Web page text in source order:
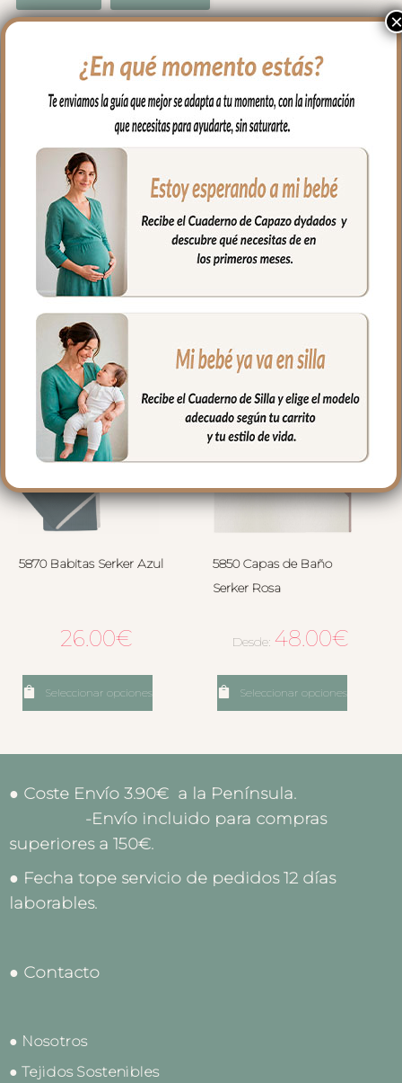
PRODUCTOS
RELACIONADOS
5870 Babitas Serker Azul
26.00€
Seleccionar opciones
5850 Capas de Baño
Serker Rosa
Desde: 48.00€
Seleccionar opciones
● Coste Envío 3.90€ a la Península.
-Envío incluido para compras
superiores a 150€.
● Fecha tope servicio de pedidos 12 días
laborables.
● Contacto
● Nosotros
● Tejidos Sostenibles
×